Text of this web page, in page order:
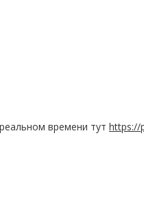
времени тут https://